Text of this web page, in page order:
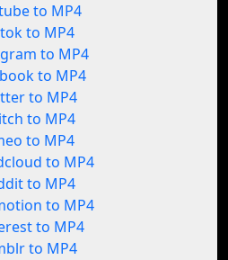
to MP4
to MP4
to MP4
to MP4
to MP4
to MP4
to MP4
to MP4
to MP4
to MP4
to MP4
to MP4